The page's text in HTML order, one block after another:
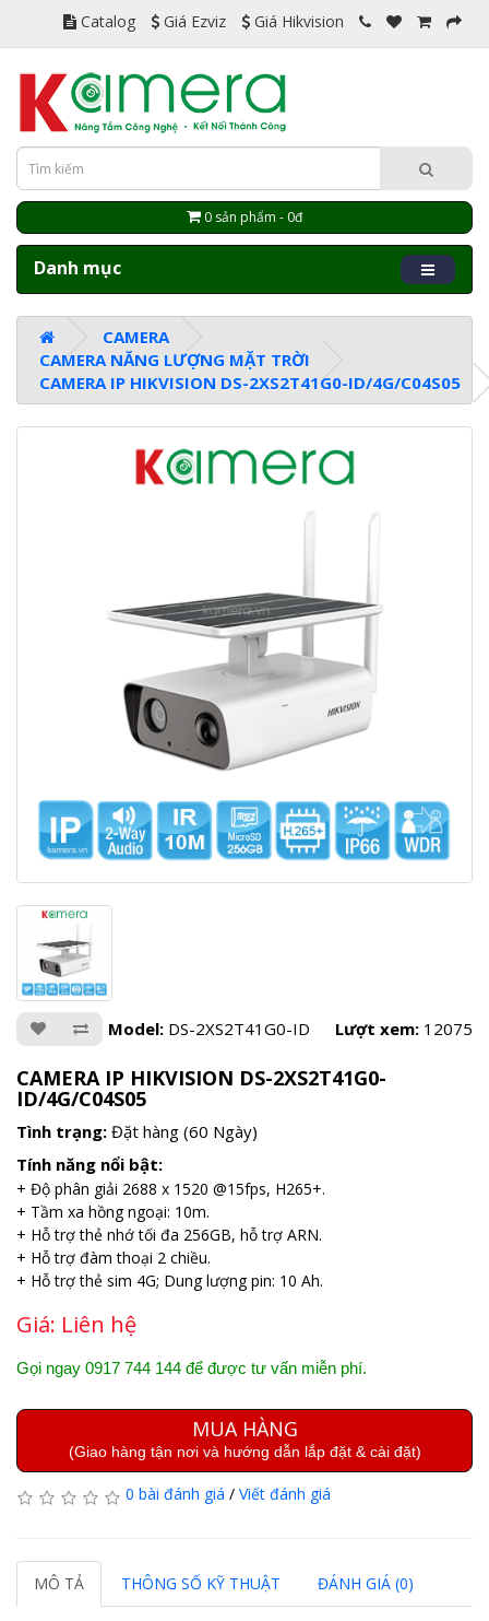
Catalog Giá Ezviz Giá Hikvision
0 sản phẩm - 0đ
Danh mục
CAMERA
CAMERA NĂNG LƯỢNG MẶT TRỜI
CAMERA IP HIKVISION DS-2XS2T41G0-ID/4G/C04S05
Model: DS-2XS2T41G0-ID Lượt xem: 12075
CAMERA IP HIKVISION DS-2XS2T41G0-
ID/4G/C04S05
Tình trạng: Đặt hàng (60 Ngày)
Tính năng nổi bật:
+ Độ phân giải 2688 x 1520 @15fps, H265+.
+ Tầm xa hồng ngoại: 10m.
+ Hỗ trợ thẻ nhớ tối đa 256GB, hỗ trợ ARN.
+ Hỗ trợ đàm thoại 2 chiều.
+ Hỗ trợ thẻ sim 4G; Dung lượng pin: 10 Ah.
Giá: Liên hệ
Gọi ngay 0917 744 144 để được tư vấn miễn phí.
MUA HÀNG
(Giao hàng tận nơi và hướng dẫn lắp đặt & cài đặt)
0 bài đánh giá / Viết đánh giá
MÔ TẢ THÔNG SỐ KỸ THUẬT ĐÁNH GIÁ (0)